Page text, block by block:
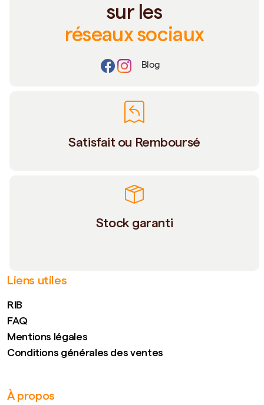
sur les
réseaux sociaux
Blog
Satisfait ou Remboursé
Stock garanti
Liens utiles
RIB
FAQ
Mentions légales
Conditions générales des ventes
À propos